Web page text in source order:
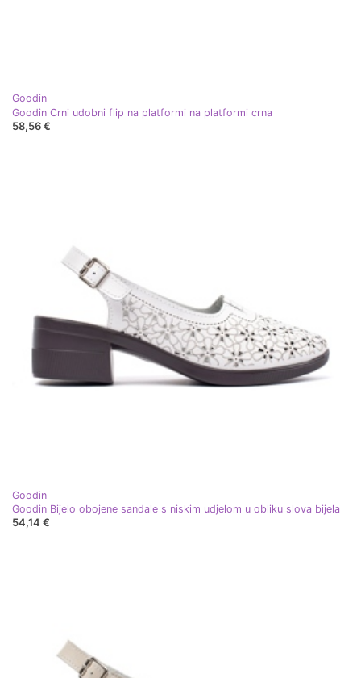
Goodin
Goodin Crni udobni flip na platformi na platformi crna
58,56 €
Goodin
Goodin Bijelo obojene sandale s niskim udjelom u obliku slova bijela
54,14 €